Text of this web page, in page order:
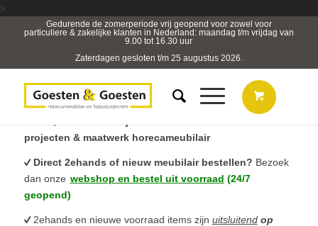
>
Gedurende de zomerperiode vrij geopend voor zowel voor
particuliere & zakelijke klanten in Nederland: maandag t/m vrijdag van
9.00 tot 16.30 uur
Zaterdagen gesloten t/m 25 augustus 2026.
projecten & maatwerk horecameubilair
Direct 2ehands of nieuw meubilair bestellen? Bezoek
dan onze webshop en bestel uit voorraad (24/7
geopend)
2ehands en nieuwe voorraad items zijn uitsluitend op